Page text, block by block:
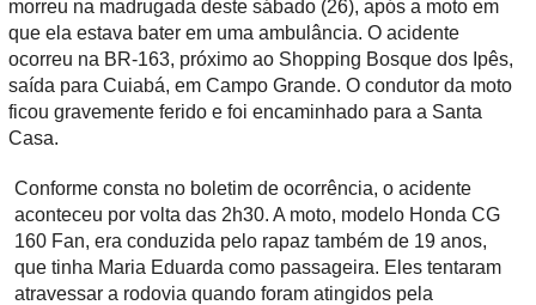
morreu na madrugada deste sábado (26), após a moto em
que ela estava bater em uma ambulância. O acidente
ocorreu na BR-163, próximo ao Shopping Bosque dos Ipês,
saída para Cuiabá, em Campo Grande. O condutor da moto
ficou gravemente ferido e foi encaminhado para a Santa
Casa.
Conforme consta no boletim de ocorrência, o acidente
aconteceu por volta das 2h30. A moto, modelo Honda CG
160 Fan, era conduzida pelo rapaz também de 19 anos,
que tinha Maria Eduarda como passageira. Eles tentaram
atravessar a rodovia quando foram atingidos pela